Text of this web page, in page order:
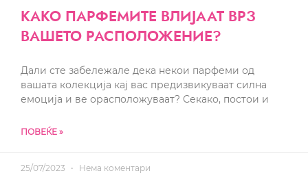
КАКО ПАРФЕМИТЕ ВЛИЈААТ ВРЗ
ВАШЕТО РАСПОЛОЖЕНИЕ?
Дали сте забележале дека некои парфеми од
вашата колекција кај вас предизвикуваат силна
емоција и ве орасположуваат? Секако, постои и
ПОВЕЌЕ »
25/07/2023 Нема коментари